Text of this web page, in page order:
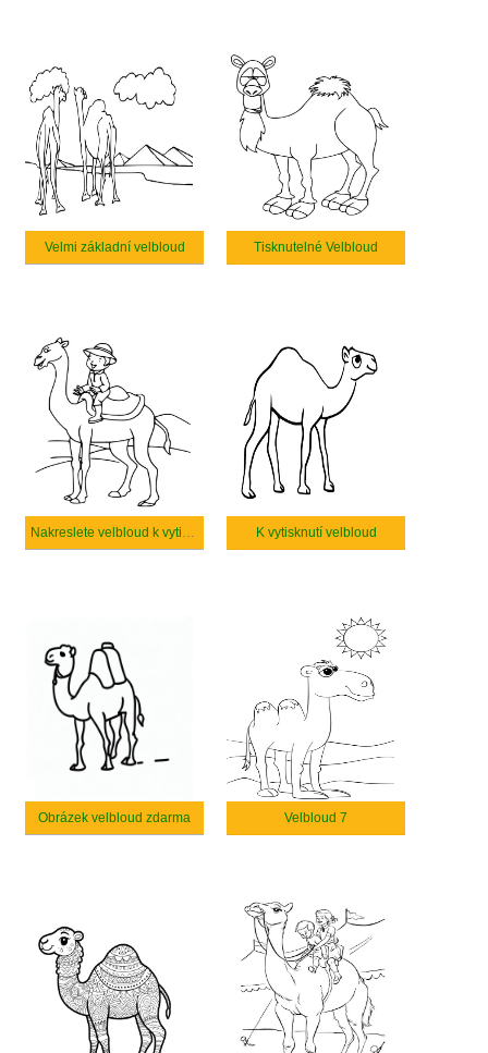
Velmi základní velbloud Tisknutelné Velbloud
Nakreslete velbloud k vytisknutí pro děti K vytisknutí velbloud
Obrázek velbloud zdarma Velbloud 7